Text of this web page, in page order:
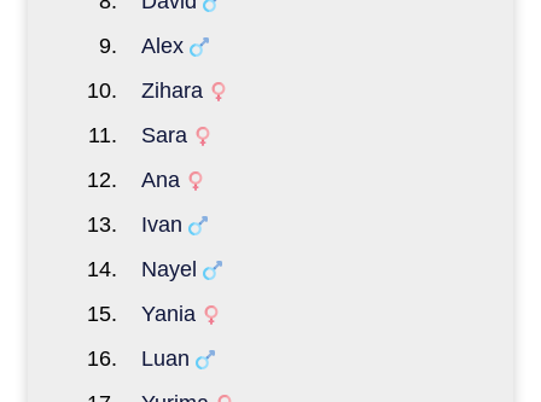
Alex
Zihara
Sara
Ana
Ivan
Nayel
Yania
Luan